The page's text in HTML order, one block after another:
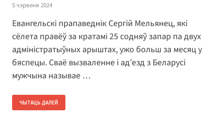
5 чэрвеня 2024
Евангельскі прапаведнік Сергій Мельянец, які
сёлета правёў за кратамі 25 содняў запар па двух
адміністратыўных арыштах, ужо больш за месяц у
бяспецы. Сваё вызваленне і ад’езд з Беларусі
мужчына называе …
ЧЫТАЦЬ ДАЛЕЙ